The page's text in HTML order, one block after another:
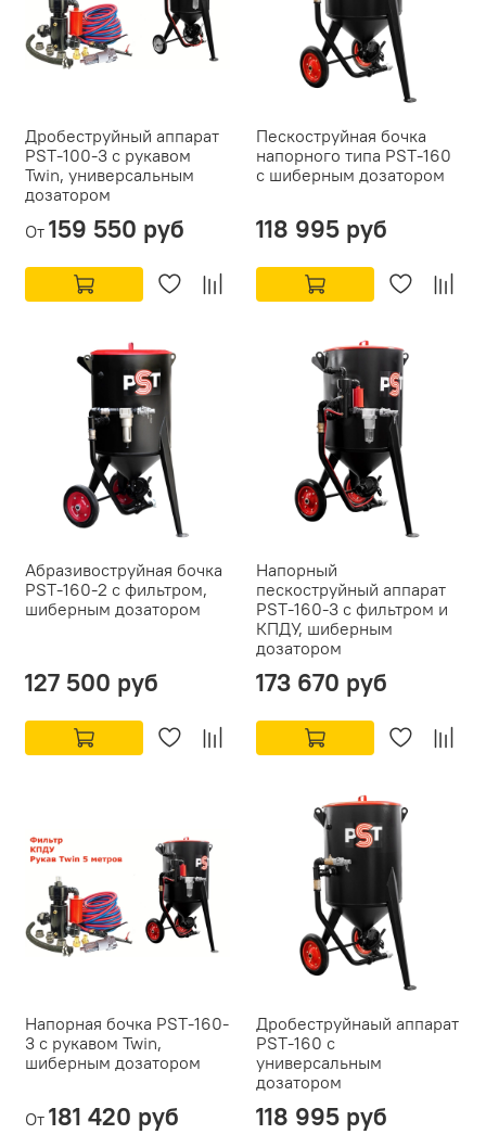
Дробеструйный аппарат
PST-100-3 с рукавом
Twin, универсальным
дозатором
От 159 550 руб
Пескоструйная бочка
напорного типа PST-160
с шиберным дозатором
118 995 руб
Абразивоструйная бочка
PST-160-2 с фильтром,
шиберным дозатором
127 500 руб
Напорный
пескоструйный аппарат
PST-160-3 с фильтром и
КПДУ, шиберным
дозатором
173 670 руб
Напорная бочка PST-160-
3 с рукавом Twin,
шиберным дозатором
От 181 420 руб
Дробеструйнаый аппарат
PST-160 с
универсальным
дозатором
118 995 руб